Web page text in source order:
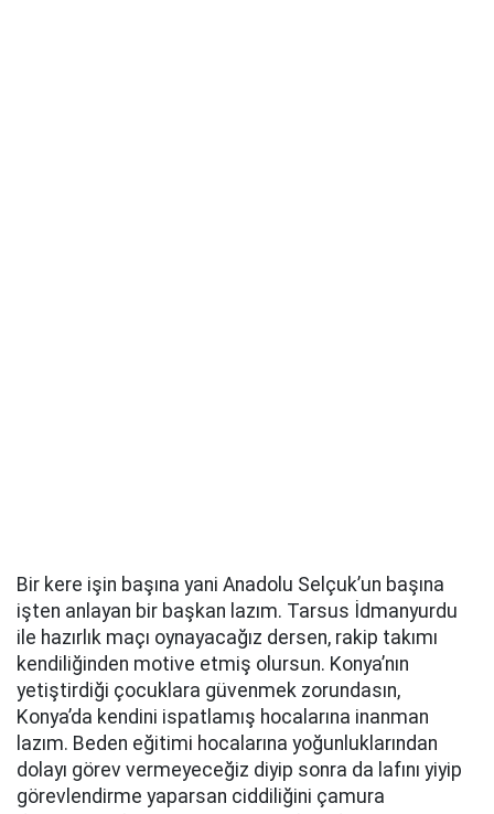
Bir kere işin başına yani Anadolu Selçuk’un başına
işten anlayan bir başkan lazım. Tarsus İdmanyurdu
ile hazırlık maçı oynayacağız dersen, rakip takımı
kendiliğinden motive etmiş olursun. Konya’nın
yetiştirdiği çocuklara güvenmek zorundasın,
Konya’da kendini ispatlamış hocalarına inanman
lazım. Beden eğitimi hocalarına yoğunluklarından
dolayı görev vermeyeceğiz diyip sonra da lafını yiyip
görevlendirme yaparsan ciddiliğini çamura